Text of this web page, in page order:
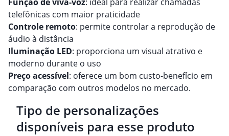
telefônicas com maior praticidade
Controle remoto: permite controlar a reprodução de
áudio à distância
Iluminação LED: proporciona um visual atrativo e
moderno durante o uso
Preço acessível: oferece um bom custo-benefício em
comparação com outros modelos no mercado.
Tipo de personalizações
disponíveis para esse produto